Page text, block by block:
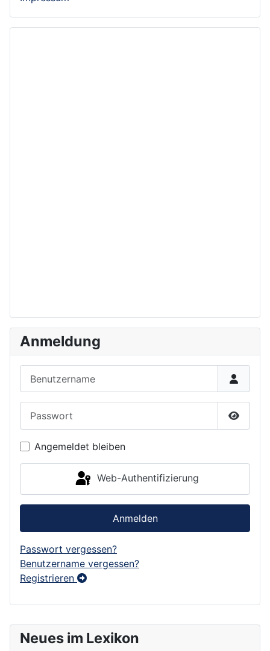
Neues im Lexikon
Anmeldung
Angemeldet bleiben
Web-Authentifizierung
Anmelden
Passwort vergessen?
Benutzername vergessen?
Registrieren